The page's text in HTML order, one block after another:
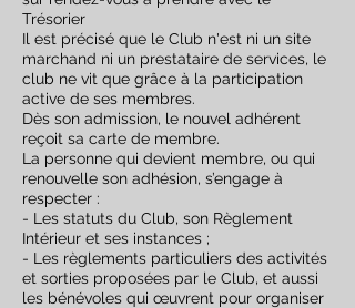
Trésorier
Il est précisé que le Club n'est ni un site
marchand ni un prestataire de services, le
club ne vit que grâce à la participation
active de ses membres.
Dès son admission, le nouvel adhérent
reçoit sa carte de membre.
La personne qui devient membre, ou qui
renouvelle son adhésion, s’engage à
respecter :
- Les statuts du Club, son Règlement
Intérieur et ses instances ;
- Les règlements particuliers des activités
et sorties proposées par le Club, et aussi
les bénévoles qui œuvrent pour organiser